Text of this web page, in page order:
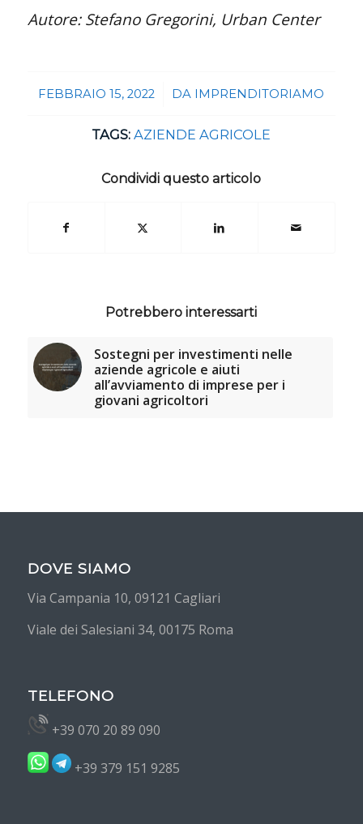
Autore: Stefano Gregorini, Urban Center
FEBBRAIO 15, 2022
/ DA IMPRENDITORIAMO
TAGS: AZIENDE AGRICOLE
Condividi questo articolo
Potrebbero interessarti
Sostegni per investimenti nelle
aziende agricole e aiuti
all’avviamento di imprese per i
giovani agricoltori
DOVE SIAMO
Via Campania 10, 09121 Cagliari
Viale dei Salesiani 34, 00175 Roma
TELEFONO
+39 070 20 89 090
+39 379 151 9285